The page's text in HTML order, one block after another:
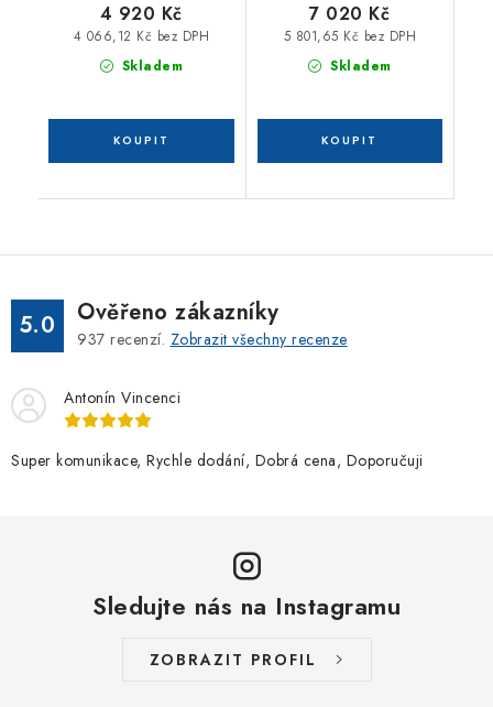
Skladem
4 066,12 Kč bez DPH
4 920 Kč
Skladem
5 801,65 Kč bez DPH
7 020 Kč
5.0 Ověřeno zákazníky
937 recenzí. Zobrazit všechny recenze
Antonín Vincenci
Super komunikace, Rychle dodání, Dobrá cena, Doporučuji
Sledujte nás na Instagramu
ZOBRAZIT PROFIL